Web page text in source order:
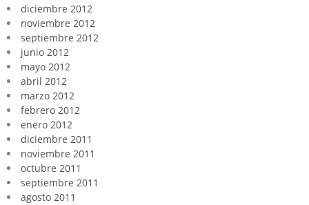
diciembre 2012
noviembre 2012
septiembre 2012
junio 2012
mayo 2012
abril 2012
marzo 2012
febrero 2012
enero 2012
diciembre 2011
noviembre 2011
octubre 2011
septiembre 2011
agosto 2011